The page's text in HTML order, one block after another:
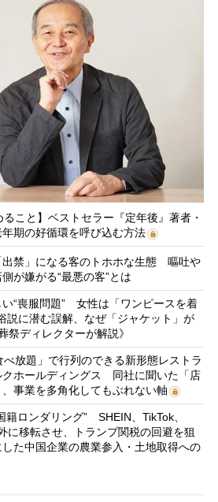
ること】ベストセラー『定年後』著者・
期の好循環を呼び込む方法
出禁」になる客のトホホな生態 嘔吐や
が嫌がる“最悪の客”とは
“喪服問題” 女性は「ワンピースを着
説に潜む誤解、なぜ「ジャケット」が
祭ディレクターが解説》
べ放題」で行列のできる新形態レストラ
クホールディングス 同社に聞いた「店
事業を多角化してもぶれない軸
籍ロンダリング” SHEIN、TikTok、
に移転させ、トランプ関税の回避を狙
た中国企業の農業参入・土地取得への